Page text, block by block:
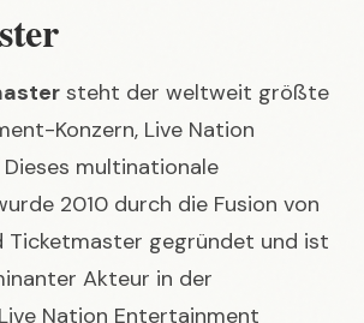
steht der weltweit größte
Konzern, Live Nation
multinationale
2010 durch die Fusion von
Ticketmaster gegründet und ist
Akteur in der
Nation Entertainment